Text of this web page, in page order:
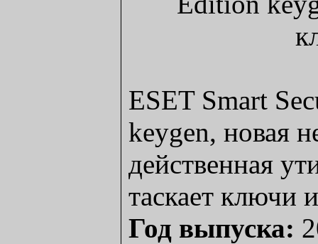
ESET Smart
keygen, новая
действенная
таскает ключи
Год выпуска: